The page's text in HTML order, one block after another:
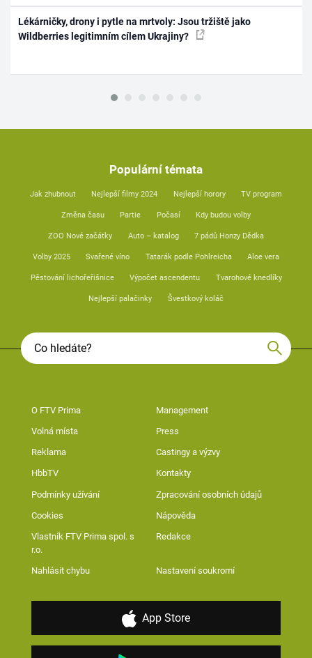
Lékárničky, drony i pytle na mrtvoly: Jsou tržiště jako
Wildberries legitimním cílem Ukrajiny?
Populární témata
Jak zhubnout Nejlepší filmy 2024 Nejlepší horory TV program
Změna času Partie Počasí Kdy budou volby
ZOO Nové začátky Auto – katalog 7 pádů Honzy Dědka
Volby 2025 Svařené víno Tatarák podle Pohlreicha Aloe vera
Pěstování lichořeřišnice Výpočet ascendentu Tvarohové knedlíky
Nejlepší palačinky Švestkový koláč
O FTV Prima Management
Volná místa Press
Reklama Castingy a výzvy
HbbTV Kontakty
Podmínky užívání Zpracování osobních údajů
Cookies Nápověda
Vlastník FTV Prima spol. s
r.o.
Redakce
Nahlásit chybu Nastavení soukromí
App Store